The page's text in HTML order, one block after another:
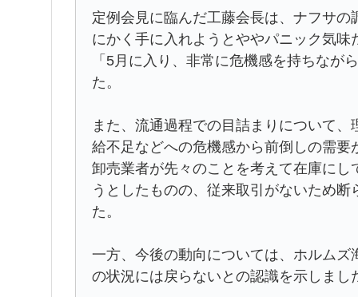
定例会見に臨んだ工藤会長は、ナフサ
にかく手に入れようとややパニック気
「5月に入り、非常に危機感を持ちなが
た。
また、流通過程での目詰まりについて
給不足などへの危機感から前倒しの需
卸売業者が先々のことを考えて在庫に
うとしたものの、従来取引がないため
た。
一方、今後の動向については、ホルム
の状況には戻らないとの認識を示しまし